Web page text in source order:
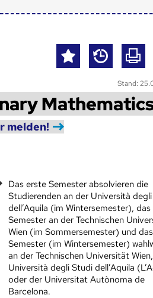
Stand:
melden!
Das erste Semester absolvieren die
Studierenden an der Università
dell’Aquila (im Wintersemester),
Semester an der Technischen
Wien (im Sommersemester) und
Semester (im Wintersemester)
an der Technischen Universität
Università degli Studi dell’Aquila
oder der Universitat Autònoma de
Barcelona.